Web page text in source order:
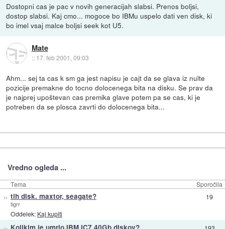
Dostopni cas je pac v novih generacijah slabsi. Prenos boljsi,
dostop slabsi. Kaj cmo... mogoce bo IBMu uspelo dati ven disk, ki
bo imel vsaj malce boljsi seek kot U5.
Mate
:: 17. feb 2001, 09:03
Ahm... sej ta cas k sm ga jest napisu je cajt da se glava iz nulte
pozicije premakne do tocno dolocenega bita na disku. Se prav da
je najprej upoštevan cas premika glave potem pa se cas, ki je
potreben da se plosca zavrti do dolocenega bita...
Vredno ogleda ...
Tema Sporočila
» tih disk. maxtor, seagate?
tigrr
Oddelek: Kaj kupiti
19